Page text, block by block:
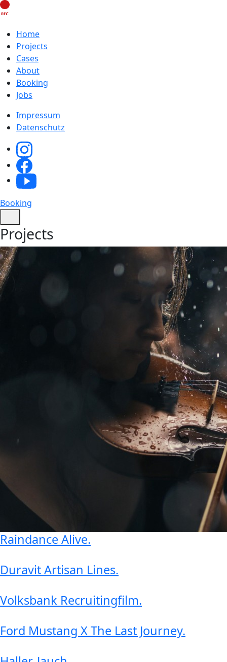
Home
Projects
Cases
About
Booking
Jobs
Impressum
Datenschutz
Booking
Projects
Raindance Alive.
Duravit Artisan Lines.
Volksbank Recruitingfilm.
Ford Mustang X The Last Journey.